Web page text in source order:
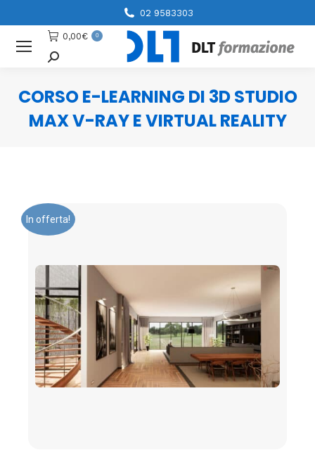
02 9583303
0,00€ 0
Cerca
CORSO E-LEARNING DI 3D STUDIO
MAX V-RAY E VIRTUAL REALITY
In offerta!